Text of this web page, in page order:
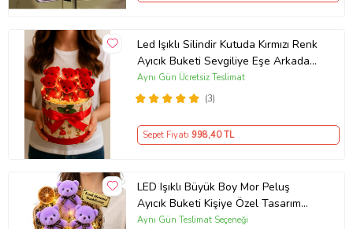
Led Işıklı Silindir Kutuda Kırmızı Renk
Ayıcık Buketi Sevgiliye Eşe Arkadaşa
Hediye Anneler Günü
(3)
Aynı Gün Ücretsiz Teslimat
Sepet Fiyatı 998,40 TL
LED Işıklı Büyük Boy Mor Peluş
Ayıcık Buketi Kişiye Özel Tasarım
Peluş Ayıcık
Aynı Gün Teslimat Seçeneği